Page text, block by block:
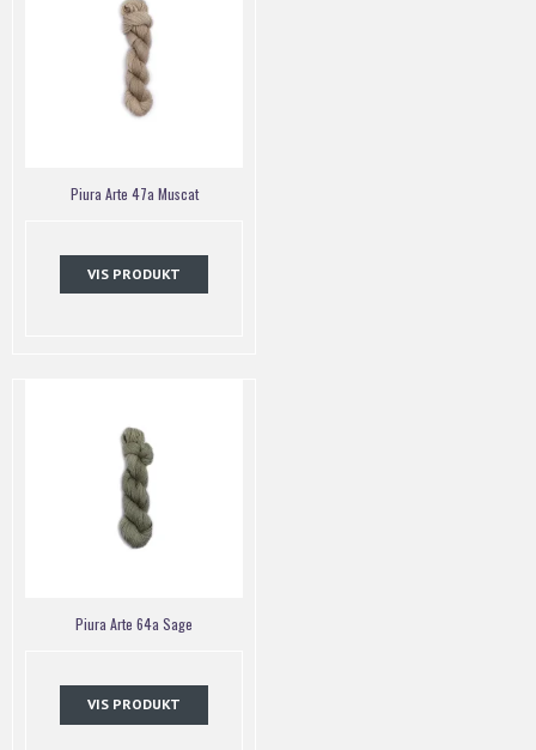
Piura Arte 47a Muscat
VIS PRODUKT
Piura Arte 64a Sage
VIS PRODUKT